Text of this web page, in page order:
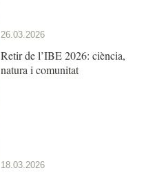
26.03.2026
Retir de l’IBE 2026: ciència,
natura i comunitat
18.03.2026